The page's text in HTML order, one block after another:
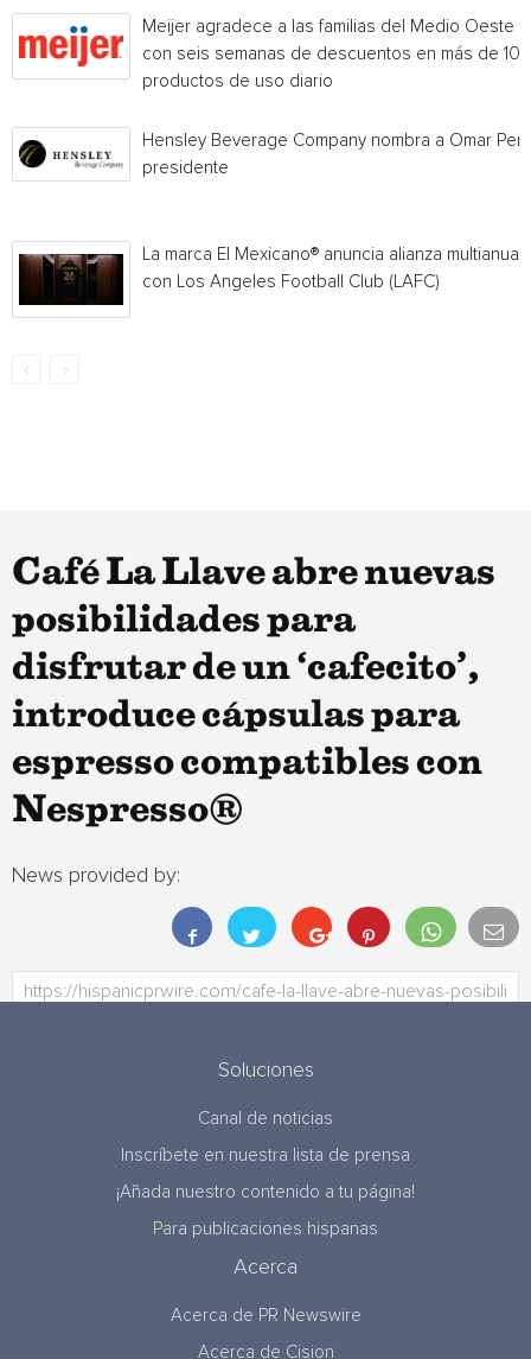
Meijer agradece a las familias del Medio Oeste
con seis semanas de descuentos en más de
productos de uso diario
Hensley Beverage Company nombra a Omar
presidente
La marca El Mexicano® anuncia alianza multianual
con Los Angeles Football Club (LAFC)
Café La Llave abre nuevas
posibilidades para
disfrutar de un ‘cafecito’,
introduce cápsulas para
espresso compatibles con
Nespresso®
News provided by:
Soluciones
Canal de noticias
Inscríbete en nuestra lista de prensa
¡Añada nuestro contenido a tu página!
Para publicaciones hispanas
Acerca
Acerca de PR Newswire
Acerca de Cision